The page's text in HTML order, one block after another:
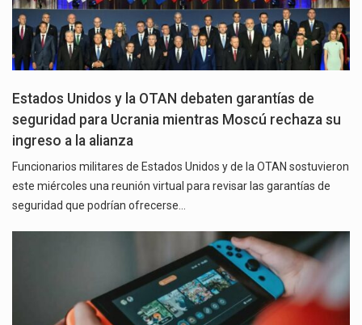
Estados Unidos y la OTAN debaten garantías de
seguridad para Ucrania mientras Moscú rechaza su
ingreso a la alianza
Funcionarios militares de Estados Unidos y de la OTAN sostuvieron
este miércoles una reunión virtual para revisar las garantías de
seguridad que podrían ofrecerse…